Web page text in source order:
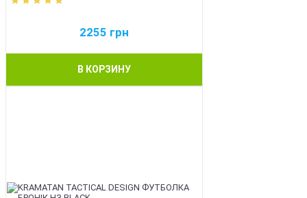
2255 грн
В КОРЗИНУ